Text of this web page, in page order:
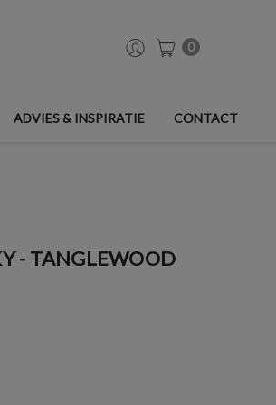
0
ADVIES & INSPIRATIE CONTACT
- TANGLEWOOD